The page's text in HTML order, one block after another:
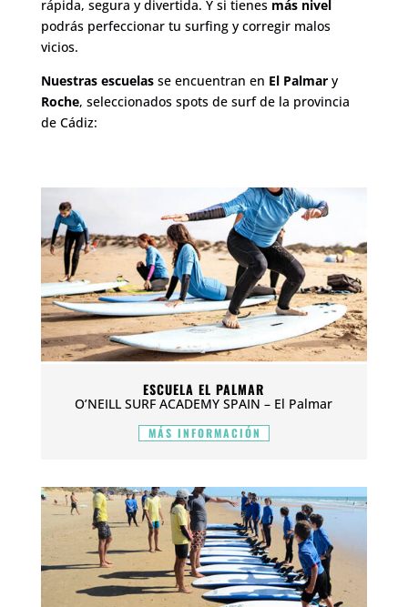
rápida, segura y divertida. Y si tienes más nivel
podrás perfeccionar tu surfing y corregir malos
vicios.
Nuestras escuelasse encuentran en El Palmary
Roche, seleccionados spots de surf de la provincia
de Cádiz:
ESCUELA EL PALMAR
O’NEILL SURF ACADEMY SPAIN – El Palmar
MÁS INFORMACIÓN